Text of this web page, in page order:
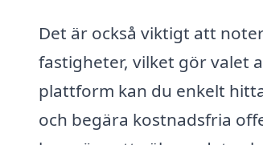
Det är också viktigt att
fastigheter, vilket gör valet
plattform kan du enkelt
och begära kostnadsfria